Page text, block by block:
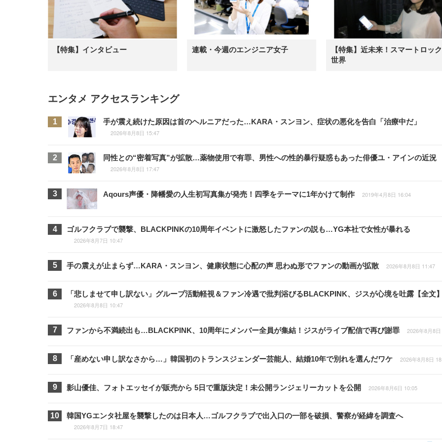
【特集】インタビュー 連載・今週のエンジニア女子
【特集】近未来！スマートロッ
世界
エンタメ アクセスランキング
手が震え続けた原因は首のヘルニアだった…KARA・スンヨン、症状の悪化を告白「治療中だ」
2026年8月8日 15:47
同性との“密着写真”が拡散…薬物使用で有罪、男性への性的暴行疑惑もあった俳優ユ・アインの近況
2026年8月8日 17:47
Aqours声優・降幡愛の人生初写真集が発売！四季をテーマに1年かけて制作 2019年4月8日 16:04
ゴルフクラブで襲撃、BLACKPINKの10周年イベントに激怒したファンの説も…YG本社で女性が暴れる
2026年8月7日 10:47
手の震えが止まらず…KARA・スンヨン、健康状態に心配の声 思わぬ形でファンの動画が拡散 2026年8月8日 11:47
「悲しませて申し訳ない」グループ活動軽視＆ファン冷遇で批判浴びるBLACKPINK、ジスが心境を吐露【全文
2026年8月8日 10:47
ファンから不満続出も…BLACKPINK、10周年にメンバー全員が集結！ジスがライブ配信で再び謝罪 2026年8月8
「産めない申し訳なさから…」韓国初のトランスジェンダー芸能人、結婚10年で別れを選んだワケ 2026年8月8日
影山優佳、フォトエッセイが販売から 5日で重版決定！未公開ランジェリーカットを公開 2026年8月6日 10:05
韓国YGエンタ社屋を襲撃したのは日本人…ゴルフクラブで出入口の一部を破損、警察が経緯を調査へ
2026年8月7日 18:47